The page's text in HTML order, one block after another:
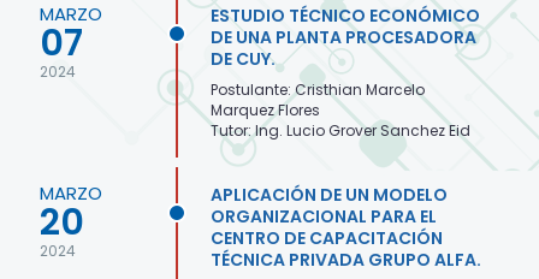
MARZO
07
2024
ESTUDIO TÉCNICO ECONÓMICO
DE UNA PLANTA PROCESADORA
DE CUY.
Postulante: Cristhian Marcelo
Marquez Flores
Tutor: Ing. Lucio Grover Sanchez Eid
MARZO
20
2024
APLICACIÓN DE UN MODELO
ORGANIZACIONAL PARA EL
CENTRO DE CAPACITACIÓN
TÉCNICA PRIVADA GRUPO ALFA.